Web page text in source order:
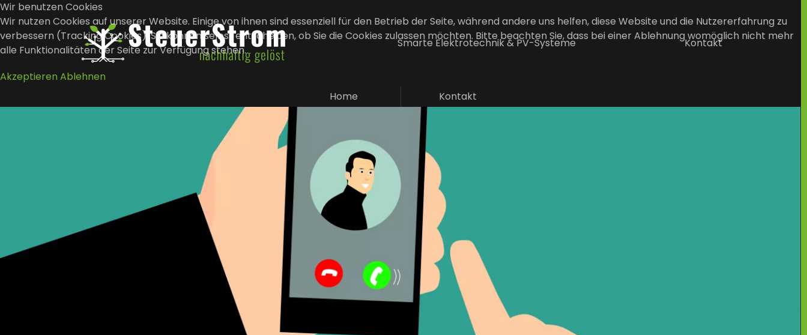
Zum Hauptinhalt springen Smarte Elektrotechnik & PV-Systeme Kontakt
Home Kontakt
Wir benutzen Cookies
Wir nutzen Cookies auf unserer Website. Einige von ihnen sind essenziell für den Betrieb der Seite, während andere uns helfen, diese Website und die Nutzererfahrung zu
verbessern (Tracking Cookies). Sie können selbst entscheiden, ob Sie die Cookies zulassen möchten. Bitte beachten Sie, dass bei einer Ablehnung womöglich nicht mehr
alle Funktionalitäten der Seite zur Verfügung stehen.
Akzeptieren Ablehnen